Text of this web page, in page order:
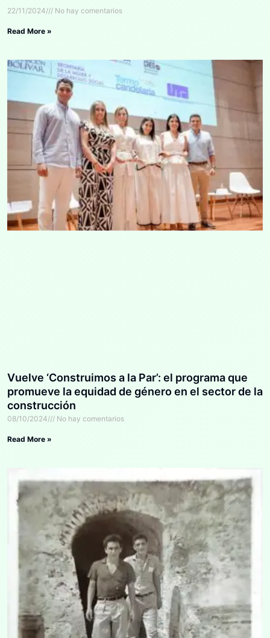
22/11/2024 No hay comentarios
Read More »
Vuelve ‘Construimos a la Par’: el programa que
promueve la equidad de género en el sector de la
construcción
08/10/2024 No hay comentarios
Read More »